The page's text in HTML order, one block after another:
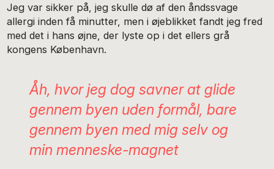
Jeg var sikker på, jeg skulle dø af den åndssvage
allergi inden få minutter, men i øjeblikket fandt jeg fred
med det i hans øjne, der lyste op i det ellers grå
kongens København.
Åh, hvor jeg dog savner at glide
gennem byen uden formål, bare
gennem byen med mig selv og
min menneske-magnet